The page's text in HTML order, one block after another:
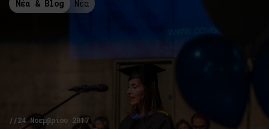
Νέα & Blog Νέα
//24 Νοεμβρίου 2017